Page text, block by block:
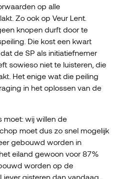
op alle
Zo ook op Veur Lent.
knopen durft door te
Die kost een kwart
de SP als initiatiefnemer
sowieso niet te luisteren, die
Het enige wat die peiling
in het oplossen van de
moet: wij willen de
moet dus zo snel mogelijk
gebouwd worden in
eiland gewoon voor 87%
worden op de
gisteren dan vandaag,